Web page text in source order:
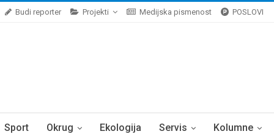
Budi reporter Projekti Medijska pismenost POSLOVI
Sport Okrug Ekologija Servis Kolumne